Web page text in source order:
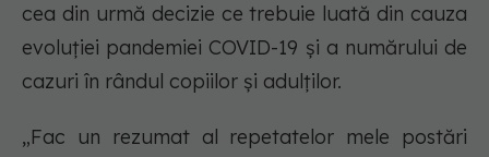
cea din urmă decizie ce trebuie luată din cauza
evoluției pandemiei COVID-19 și a numărului de
cazuri în rândul copiilor și adulților.
„Fac un rezumat al repetatelor mele postări